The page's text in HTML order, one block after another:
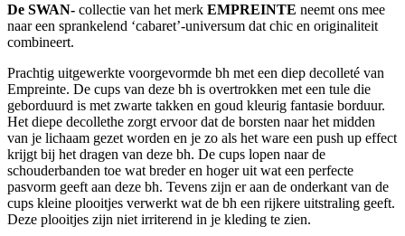
De SWAN- collectie van het merk EMPREINTE neemt ons mee
naar een sprankelend ‘cabaret’-universum dat chic en originaliteit
combineert.
Prachtig uitgewerkte voorgevormde bh met een diep decolleté van
Empreinte. De cups van deze bh is overtrokken met een tule die
geborduurd is met zwarte takken en goud kleurig fantasie borduur.
Het diepe decollethe zorgt ervoor dat de borsten naar het midden
van je lichaam gezet worden en je zo als het ware een push up effect
krijgt bij het dragen van deze bh. De cups lopen naar de
schouderbanden toe wat breder en hoger uit wat een perfecte
pasvorm geeft aan deze bh. Tevens zijn er aan de onderkant van de
cups kleine plooitjes verwerkt wat de bh een rijkere uitstraling geeft.
Deze plooitjes zijn niet irriterend in je kleding te zien.